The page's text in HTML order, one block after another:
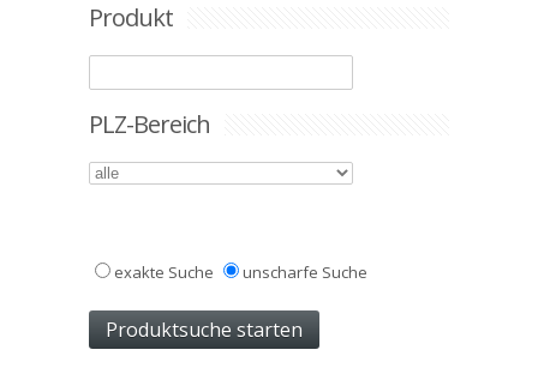
Produkt
PLZ-Bereich
exakte Suche unscharfe Suche